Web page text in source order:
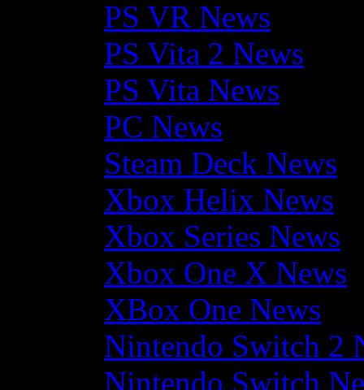
PS VR News
PS Vita 2 News
PS Vita News
PC News
Steam Deck News
Xbox Helix News
Xbox Series News
Xbox One X News
XBox One News
Nintendo Switch 2
Nintendo Switch